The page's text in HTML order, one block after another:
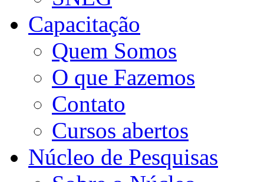
Capacitação
Quem Somos
O que Fazemos
Contato
Cursos abertos
Núcleo de Pesquisas